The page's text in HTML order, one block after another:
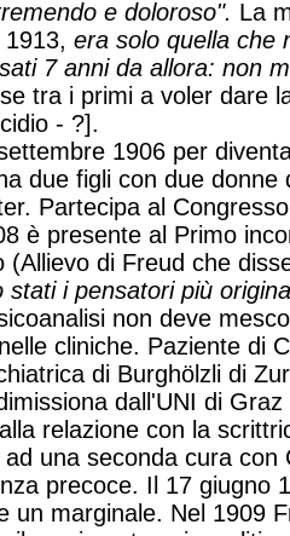
e doloroso". La
1913, era solo quella che
7 anni da allora: non
tra i primi a voler dare
- ?].
1906 per
due figli con due
Partecipa al
è presente al Primo
(Allievo di Freud che
stati i pensatori più
non deve
cliniche. Paziente di
di Burghölzli di
dall'UNI di
relazione con la
una seconda cura
precoce. Il 17 giugno
un marginale. Nel 1909